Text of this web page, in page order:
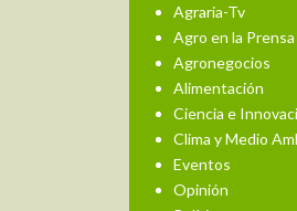
Agraria-Tv
Agro en la Prensa
Agronegocios
Alimentación
Ciencia e
Clima y Medio
Eventos
Opinión